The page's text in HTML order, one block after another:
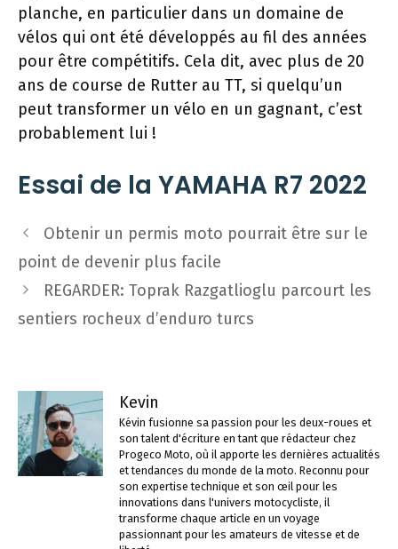
planche, en particulier dans un domaine de
vélos qui ont été développés au fil des années
pour être compétitifs. Cela dit, avec plus de 20
ans de course de Rutter au TT, si quelqu’un
peut transformer un vélo en un gagnant, c’est
probablement lui !
Essai de la YAMAHA R7 2022
Navigation
des
Obtenir un permis moto pourrait être sur le
point de devenir plus facile
REGARDER: Toprak Razgatlioglu parcourt les
sentiers rocheux d’enduro turcs
Kevin
Kévin fusionne sa passion pour les deux-roues et
son talent d'écriture en tant que rédacteur chez
Progeco Moto, où il apporte les dernières actualités
et tendances du monde de la moto. Reconnu pour
son expertise technique et son œil pour les
innovations dans l'univers motocycliste, il
transforme chaque article en un voyage
passionnant pour les amateurs de vitesse et de